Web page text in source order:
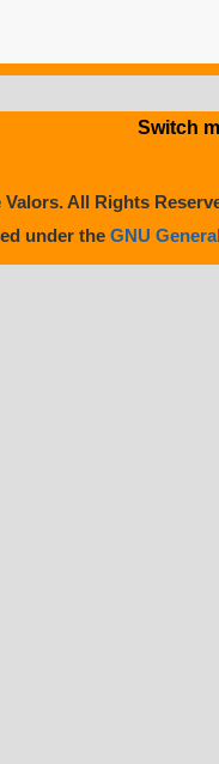
Switch
All Rights
under the GNU